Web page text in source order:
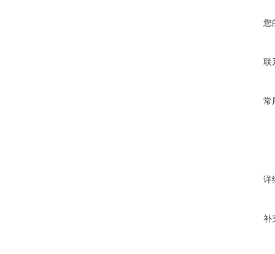
您
联
常
详
补